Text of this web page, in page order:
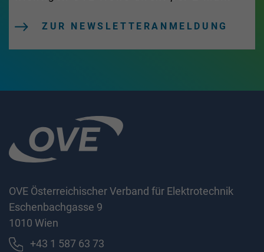
ZUR NEWSLETTERANMELDUNG
OVE Österreichischer Verband für Elektrotechnik
Eschenbachgasse 9
1010 Wien
+43 1 587 63 73